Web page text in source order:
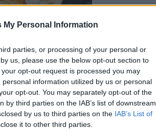
My Personal Information
parties, or processing of your personal or
us, please use the below opt-out section to
opt-out request is processed you may
information utilized by us or personal
opt-out. You may separately opt-out of the
third parties on the IAB’s list of downstream
by us to third parties on the IAB’s List of
it to other third parties.